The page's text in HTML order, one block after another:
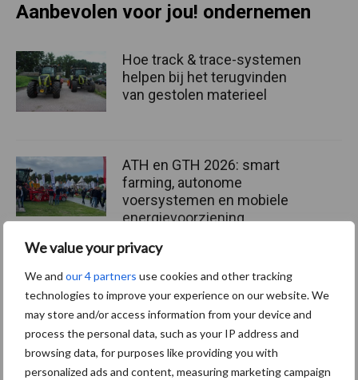
We value your privacy
We and our 4 partners use cookies and other tracking
technologies to improve your experience on our website. We
may store and/or access information from your device and
process the personal data, such as your IP address and
browsing data, for purposes like providing you with
personalized ads and content, measuring marketing campaign
Aanbevolen voor jou! ondernemen
Hoe track & trace-systemen
helpen bij het terugvinden
van gestolen materieel
ATH en GTH 2026: smart
farming, autonome
voersystemen en mobiele
energievoorziening
BIG Challenge maakt
voorlopige opbrengst van
ruim 1,24 miljoen euro
bekend